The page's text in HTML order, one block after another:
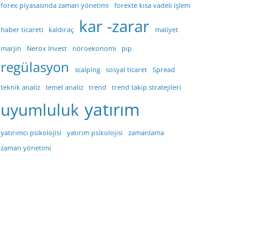
forex piyasasında zaman yönetimi forexte kısa vadeli işlem
haber ticareti kaldıraç kar -zarar maliyet
marjin Nerox Invest nöroekonomi pip
regülasyon scalping sosyal ticaret Spread
teknik analiz temel analiz trend trend takip stratejileri
uyumluluk yatırım
yatırımcı psikolojisi yatırım psikolojisi
zamanlama
zaman yönetimi